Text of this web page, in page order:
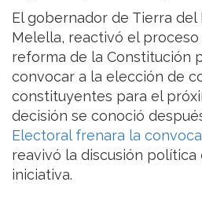
El gobernador de Tierra del
Melella, reactivó el
reforma de la Constitución
convocar a la elección de
constituyentes para el
decisión se conoció
Electoral frenara la
reavivó la discusión política
iniciativa.